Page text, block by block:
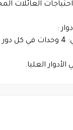
العائلات
:
العليا.